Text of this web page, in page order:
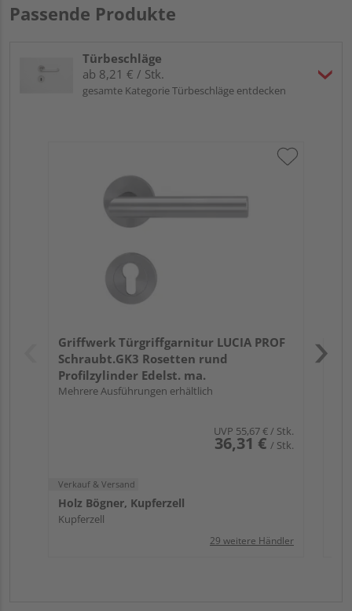
Passende Produkte
Türbeschläge
ab 8,21 € / Stk.
gesamte Kategorie Türbeschläge entdecken
Griffwerk Türgriffgarnitur LUCIA PROF
Schraubt.GK3 Rosetten rund
Profilzylinder Edelst. ma.
Mehrere Ausführungen erhältlich
UVP 55,67 €/ Stk.
36,31 € / Stk.
Verkauf & Versand
Holz Bögner, Kupferzell
Kupferzell
29 weitere Händler